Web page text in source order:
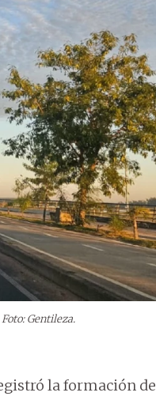
Foto: Gentileza.
la formación de